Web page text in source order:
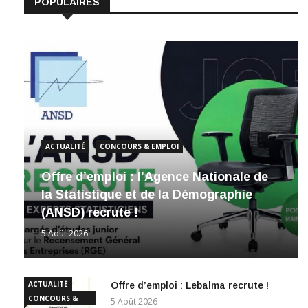
POPULAIRES
ACTUALITÉ CONCOURS & EMPLOI
Offre d’emploi : l’Agence Nationale de
la Statistique et de la Démographie
(ANSD) recrute !
5 Août 2026
ACTUALITÉ
CONCOURS &
Offre d’emploi : Lebalma recrute !
5 Août 2026